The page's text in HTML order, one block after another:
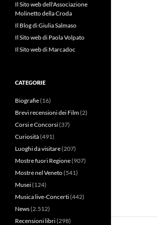
Il Sito web dell'Associazione
Molinetto della Croda
Il Blog di Giulia Salmaso
Il Sito web di Paola Volpato
Il Sito web di Marcadoc
CATEGORIE
Biografie(16)
Brevi recensioni dei Film(2)
Corsi e Concorsi(37)
Curiosità(491)
Luoghi da visitare(207)
Mostre fuori Regione(907)
Mostre nel Veneto(541)
Musei(124)
Musica live-Concerti(442)
News(2.512)
Recensioni libri(298)